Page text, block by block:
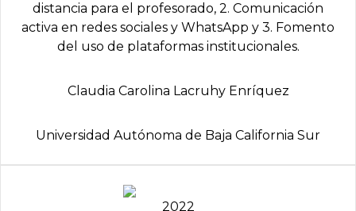
distancia para el profesorado, 2. Comunicación
activa en redes sociales y WhatsApp y 3. Fomento
del uso de plataformas institucionales.
Claudia Carolina Lacruhy Enríquez
Universidad Autónoma de Baja California Sur
2022